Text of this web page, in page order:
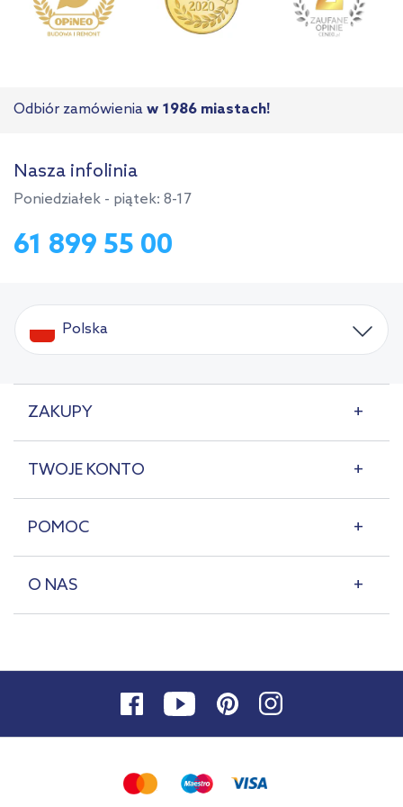
Odbiór zamówienia w 1986 miastach!
Nasza infolinia
Poniedziałek - piątek: 8-17
61 899 55 00
Polska
ZAKUPY
TWOJE KONTO
POMOC
O NAS